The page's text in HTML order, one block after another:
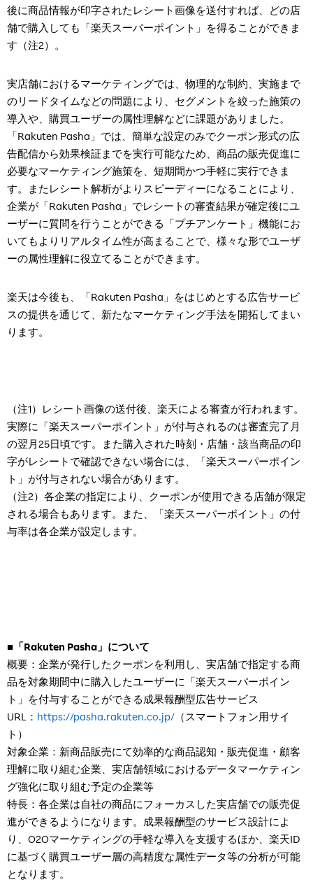
後に商品情報が印字されたレシート画像を送付すれば、どの店
舗で購入しても「楽天スーパーポイント」を得ることができま
す（注2）。
実店舗におけるマーケティングでは、物理的な制約、実施まで
のリードタイムなどの問題により、セグメントを絞った施策の
導入や、購買ユーザーの属性理解などに課題がありました。
「Rakuten Pasha」では、簡単な設定のみでクーポン形式の広
告配信から効果検証までを実行可能なため、商品の販売促進に
必要なマーケティング施策を、短期間かつ手軽に実行できま
す。またレシート解析がよりスピーディーになることにより、
企業が「Rakuten Pasha」でレシートの審査結果が確定後にユ
ーザーに質問を行うことができる「プチアンケート」機能にお
いてもよりリアルタイム性が高まることで、様々な形でユーザ
ーの属性理解に役立てることができます。
楽天は今後も、「Rakuten Pasha」をはじめとする広告サービ
スの提供を通じて、新たなマーケティング手法を開拓してまい
ります。
（注1）レシート画像の送付後、楽天による審査が行われます。
実際に「楽天スーパーポイント」が付与されるのは審査完了月
の翌月25日頃です。また購入された時刻・店舗・該当商品の印
字がレシートで確認できない場合には、「楽天スーパーポイン
ト」が付与されない場合があります。
（注2）各企業の指定により、クーポンが使用できる店舗が限定
される場合もあります。また、「楽天スーパーポイント」の付
与率は各企業が設定します。
■「Rakuten Pasha」について
概要：企業が発行したクーポンを利用し、実店舗で指定する商
品を対象期間中に購入したユーザーに「楽天スーパーポイン
ト」を付与することができる成果報酬型広告サービス
URL： https://pasha.rakuten.co.jp/ （スマートフォン用サイ
ト）
対象企業：新商品販売にて効率的な商品認知・販売促進・顧客
理解に取り組む企業、実店舗領域におけるデータマーケティン
グ強化に取り組む予定の企業等
特長：各企業は自社の商品にフォーカスした実店舗での販売促
進ができるようになります。成果報酬型のサービス設計によ
り、O2Oマーケティングの手軽な導入を支援するほか、楽天ID
に基づく購買ユーザー層の高精度な属性データ等の分析が可能
となります。